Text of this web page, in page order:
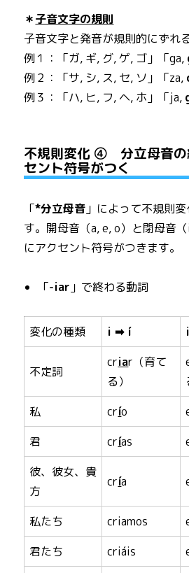
＊子音文字の規則
子音文字と発音が規則的にずれ
例１：「ガ, ギ, グ, ゲ, ゴ」「ga,
例２：「サ, シ, ス, セ, ソ」「za,
例３：「ハ, ヒ, フ, ヘ, ホ」「ja,
不規則変化 ④ 分立母音の
セント符号がつく
「*分立母音 」によって不規則
す。開母音（a, e, o）と閉母音
にアクセント符号がつきます。
「-iar 」で終わる動詞
変化の種類 i ➡ í
不定詞
criar（育て
る）
私
crío
君
crías
彼、彼女、貴
方
cría
私たち criamos
君たち
criáis